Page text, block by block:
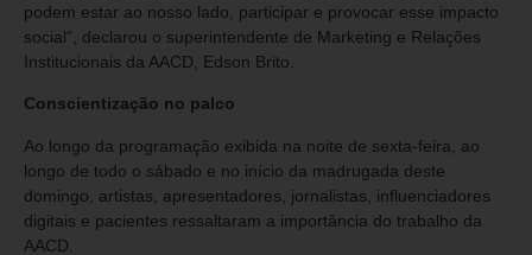
podem estar ao nosso lado, participar e provocar esse impacto
social”, declarou o superintendente de Marketing e Relações
Institucionais da AACD, Edson Brito.
Conscientização no palco
Ao longo da programação exibida na noite de sexta-feira, ao
longo de todo o sábado e no início da madrugada deste
domingo, artistas, apresentadores, jornalistas, influenciadores
digitais e pacientes ressaltaram a importância do trabalho da
AACD.